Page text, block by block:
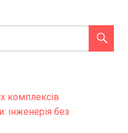
комплексів
інженерія без